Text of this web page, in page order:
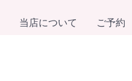
当店について ご予約